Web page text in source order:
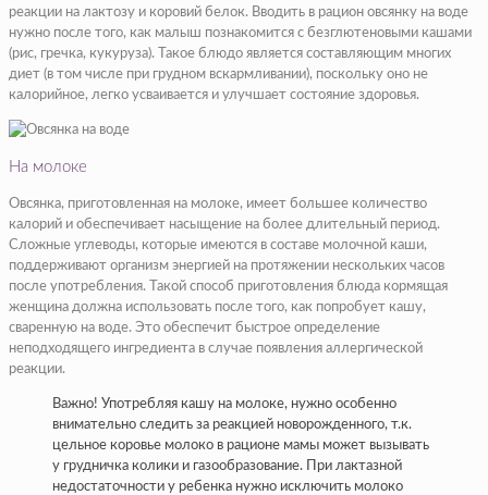
реакции на лактозу и коровий белок. Вводить в рацион овсянку на воде
нужно после того, как малыш познакомится с безглютеновыми кашами
(рис, гречка, кукуруза). Такое блюдо является составляющим многих
диет (в том числе при грудном вскармливании), поскольку оно не
калорийное, легко усваивается и улучшает состояние здоровья.
На молоке
Овсянка, приготовленная на молоке, имеет большее количество
калорий и обеспечивает насыщение на более длительный период.
Сложные углеводы, которые имеются в составе молочной каши,
поддерживают организм энергией на протяжении нескольких часов
после употребления. Такой способ приготовления блюда кормящая
женщина должна использовать после того, как попробует кашу,
сваренную на воде. Это обеспечит быстрое определение
неподходящего ингредиента в случае появления аллергической
реакции.
Важно! Употребляя кашу на молоке, нужно особенно
внимательно следить за реакцией новорожденного, т.к.
цельное коровье молоко в рационе мамы может вызывать
у грудничка колики и газообразование. При лактазной
недостаточности у ребенка нужно исключить молоко